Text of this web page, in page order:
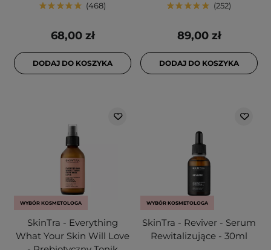
468
68,00 zł
DODAJ DO KOSZYKA
252
89,00 zł
DODAJ DO KOSZYKA
WYBÓR KOSMETOLOGA
SkinTra - Everything
What Your Skin Will Love
WYBÓR KOSMETOLOGA
SkinTra - Reviver - Serum
Rewitalizujące - 30ml